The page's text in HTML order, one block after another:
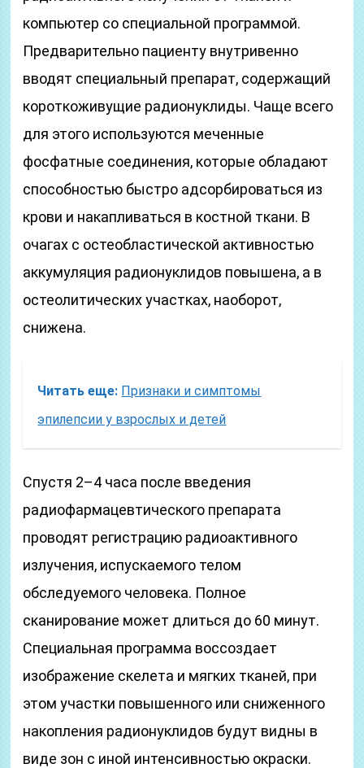
компьютер со специальной программой.
Предварительно пациенту внутривенно
вводят специальный препарат, содержащий
короткоживущие радионуклиды. Чаще всего
для этого используются меченные
фосфатные соединения, которые обладают
способностью быстро адсорбироваться из
крови и накапливаться в костной ткани. В
очагах с остеобластической активностью
аккумуляция радионуклидов повышена, а в
остеолитических участках, наоборот,
снижена.
Читать еще: Признаки и симптомы
эпилепсии у взрослых и детей
Спустя 2–4 часа после введения
радиофармацевтического препарата
проводят регистрацию радиоактивного
излучения, испускаемого телом
обследуемого человека. Полное
сканирование может длиться до 60 минут.
Специальная программа воссоздает
изображение скелета и мягких тканей, при
этом участки повышенного или сниженного
накопления радионуклидов будут видны в
виде зон с иной интенсивностью окраски.